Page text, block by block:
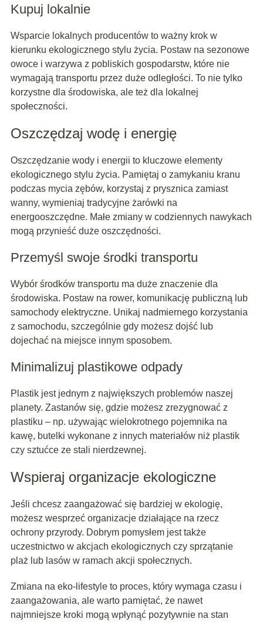
Kupuj lokalnie
Wsparcie lokalnych producentów to ważny krok w
kierunku ekologicznego stylu życia. Postaw na sezonowe
owoce i warzywa z pobliskich gospodarstw, które nie
wymagają transportu przez duże odległości. To nie tylko
korzystne dla środowiska, ale też dla lokalnej
społeczności.
Oszczędzaj wodę i energię
Oszczędzanie wody i energii to kluczowe elementy
ekologicznego stylu życia. Pamiętaj o zamykaniu kranu
podczas mycia zębów, korzystaj z prysznica zamiast
wanny, wymieniaj tradycyjne żarówki na
energooszczędne. Małe zmiany w codziennych nawykach
mogą przynieść duże oszczędności.
Przemyśl swoje środki transportu
Wybór środków transportu ma duże znaczenie dla
środowiska. Postaw na rower, komunikację publiczną lub
samochody elektryczne. Unikaj nadmiernego korzystania
z samochodu, szczególnie gdy możesz dojść lub
dojechać na miejsce innym sposobem.
Minimalizuj plastikowe odpady
Plastik jest jednym z największych problemów naszej
planety. Zastanów się, gdzie możesz zrezygnować z
plastiku – np. używając wielokrotnego pojemnika na
kawę, butelki wykonane z innych materiałów niż plastik
czy sztućce ze stali nierdzewnej.
Wspieraj organizacje ekologiczne
Jeśli chcesz zaangażować się bardziej w ekologię,
możesz wesprzeć organizacje działające na rzecz
ochrony przyrody. Dobrym pomysłem jest także
uczestnictwo w akcjach ekologicznych czy sprzątanie
plaż lub lasów w ramach akcji społecznych.
Zmiana na eko-lifestyle to proces, który wymaga czasu i
zaangażowania, ale warto pamiętać, że nawet
najmniejsze kroki mogą wpłynąć pozytywnie na stan